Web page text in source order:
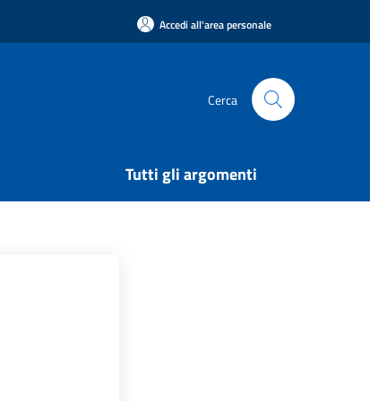
Accedi all'area personale
Cerca
Tutti gli argomenti